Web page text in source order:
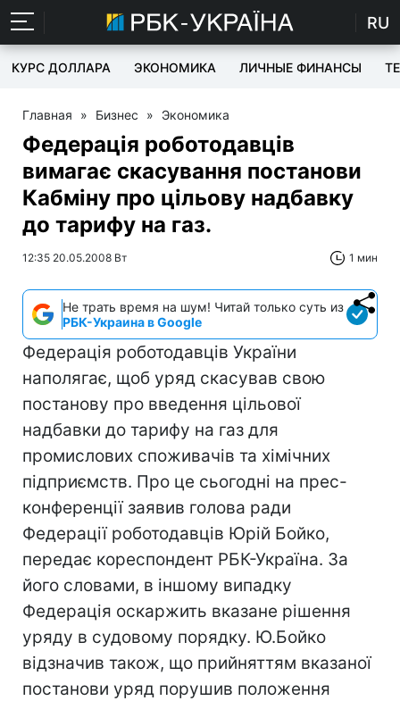
RU
КУРС ДОЛЛАРА ЭКОНОМИКА ЛИЧНЫЕ ФИНАНСЫ
Главная » Бизнес » Экономика
Федерація роботодавців
вимагає скасування постанови
Кабміну про цільову надбавку
до тарифу на газ.
12:35 20.05.2008 Вт 1 мин
Не трать время на шум! Читай только суть из
РБК-Украина в Google
Федерація роботодавців України
наполягає, щоб уряд скасував свою
постанову про введення цільової
надбавки до тарифу на газ для
промислових споживачів та хімічних
підприємств. Про це сьогодні на прес-
конференції заявив голова ради
Федерації роботодавців Юрій Бойко,
передає кореспондент РБК-Україна. За
його словами, в іншому випадку
Федерація оскаржить вказане рішення
уряду в судовому порядку. Ю.Бойко
відзначив також, що прийняттям вказаної
постанови уряд порушив положення